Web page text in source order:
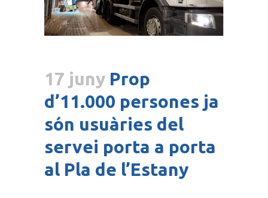
17 juny Prop
d’11.000 persones ja
són usuàries del
servei porta a porta
al Pla de l’Estany